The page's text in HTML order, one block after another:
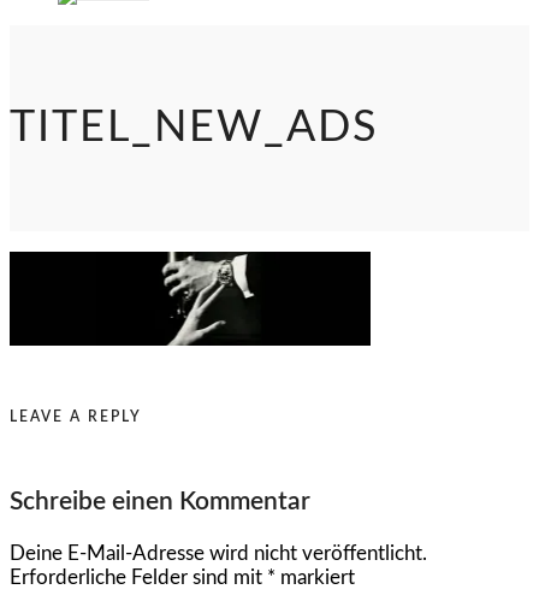
TITEL_NEW_ADS
LEAVE A REPLY
Schreibe einen Kommentar
Deine E-Mail-Adresse wird nicht veröffentlicht.
Erforderliche Felder sind mit * markiert